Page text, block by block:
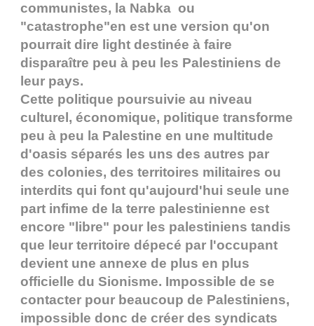
communistes, la Nabka ou
"catastrophe"en est une version qu'on
pourrait dire light destinée à faire
disparaître peu à peu les Palestiniens de
leur pays.
Cette politique poursuivie au niveau
culturel, économique, politique transforme
peu à peu la Palestine en une multitude
d'oasis séparés les uns des autres par
des colonies, des territoires militaires ou
interdits qui font qu'aujourd'hui seule une
part infime de la terre palestinienne est
encore "libre" pour les palestiniens tandis
que leur territoire dépecé par l'occupant
devient une annexe de plus en plus
officielle du Sionisme. Impossible de se
contacter pour beaucoup de Palestiniens,
impossible donc de créer des syndicats